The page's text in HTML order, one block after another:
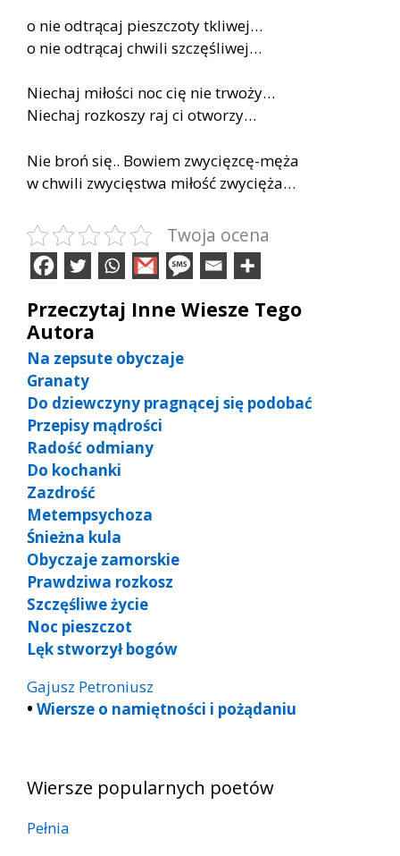
o nie odtrącaj pieszczoty tkliwej…
o nie odtrącaj chwili szczęśliwej…
Niechaj miłości noc cię nie trwoży…
Niechaj rozkoszy raj ci otworzy…
Nie broń się.. Bowiem zwycięzcę-męża
w chwili zwycięstwa miłość zwycięża…
Twoja ocena
Przeczytaj Inne Wiesze Tego
Autora
Na zepsute obyczaje
Granaty
Do dziewczyny pragnącej się podobać
Przepisy mądrości
Radość odmiany
Do kochanki
Zazdrość
Metempsychoza
Śnieżna kula
Obyczaje zamorskie
Prawdziwa rozkosz
Szczęśliwe życie
Noc pieszczot
Lęk stworzył bogów
Gajusz Petroniusz
• Wiersze o namiętności i pożądaniu
Wiersze popularnych poetów
Pełnia